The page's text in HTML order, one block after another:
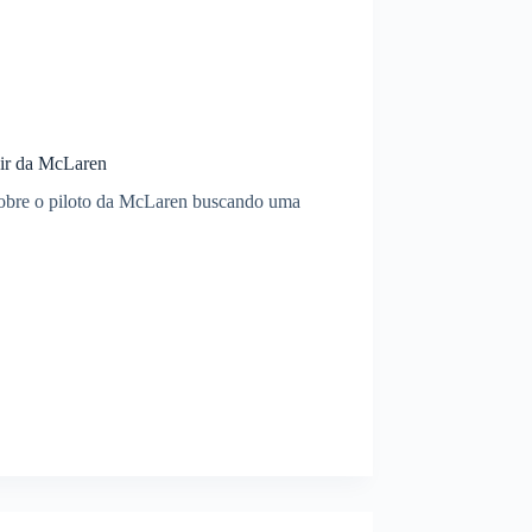
da McLaren
o piloto da McLaren buscando uma